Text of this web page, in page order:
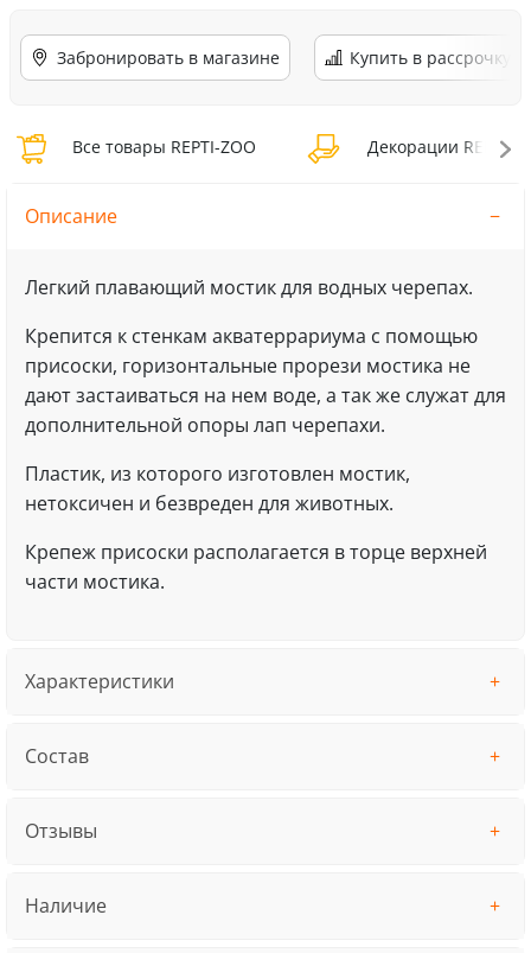
Забронировать в магазине Купить в рассрочку
Все товары REPTI-ZOO Декорации REPTI-
Описание
Легкий плавающий мостик для водных черепах.
Крепится к стенкам акватеррариума с помощью
присоски, горизонтальные прорези мостика не
дают застаиваться на нем воде, а так же служат для
дополнительной опоры лап черепахи.
Пластик, из которого изготовлен мостик,
нетоксичен и безвреден для животных.
Крепеж присоски располагается в торце верхней
части мостика.
Характеристики
Состав
Отзывы
Наличие